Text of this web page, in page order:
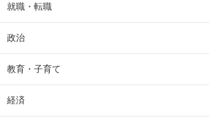
就職・転職
政治
教育・子育て
経済